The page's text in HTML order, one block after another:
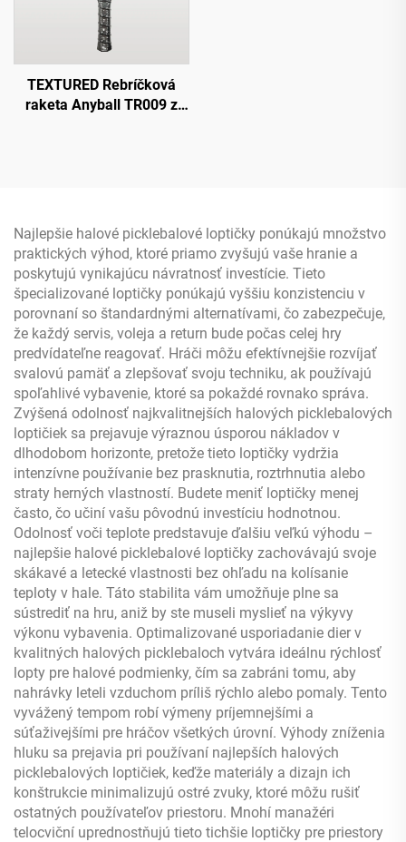
TEXTURED Rebríčková
raketa Anyball TR009 z
Najlepšie halové picklebalové loptičky ponúkajú množstvo
praktických výhod, ktoré priamo zvyšujú vaše hranie a
poskytujú vynikajúcu návratnosť investície. Tieto
špecializované loptičky ponúkajú vyššiu konzistenciu v
porovnaní so štandardnými alternatívami, čo zabezpečuje,
že každý servis, voleja a return bude počas celej hry
predvídateľne reagovať. Hráči môžu efektívnejšie rozvíjať
svalovú pamäť a zlepšovať svoju techniku, ak používajú
spoľahlivé vybavenie, ktoré sa pokaždé rovnako správa.
Zvýšená odolnosť najkvalitnejších halových picklebalových
loptičiek sa prejavuje výraznou úsporou nákladov v
dlhodobom horizonte, pretože tieto loptičky vydržia
intenzívne používanie bez prasknutia, roztrhnutia alebo
straty herných vlastností. Budete meniť loptičky menej
často, čo učiní vašu pôvodnú investíciu hodnotnou.
Odolnosť voči teplote predstavuje ďalšiu veľkú výhodu –
najlepšie halové picklebalové loptičky zachovávajú svoje
skákavé a letecké vlastnosti bez ohľadu na kolísanie
teploty v hale. Táto stabilita vám umožňuje plne sa
sústrediť na hru, aniž by ste museli myslieť na výkyvy
výkonu vybavenia. Optimalizované usporiadanie dier v
kvalitných halových picklebaloch vytvára ideálnu rýchlosť
lopty pre halové podmienky, čím sa zabráni tomu, aby
nahrávky leteli vzduchom príliš rýchlo alebo pomaly. Tento
vyvážený tempom robí výmeny príjemnejšími a
súťaživejšími pre hráčov všetkých úrovní. Výhody zníženia
hluku sa prejavia pri používaní najlepších halových
picklebalových loptičiek, keďže materiály a dizajn ich
konštrukcie minimalizujú ostré zvuky, ktoré môžu rušiť
ostatných používateľov priestoru. Mnohí manažéri
telocviční uprednostňujú tieto tichšie loptičky pre priestory